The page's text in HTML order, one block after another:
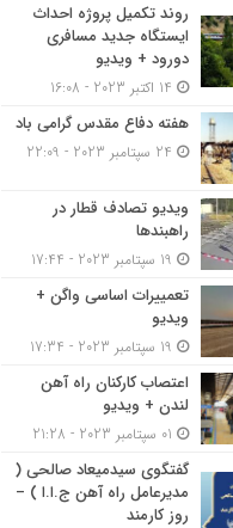
روند تکمیل پروژه احداث
ایستگاه جدید مسافری
دورود + ویدیو
هفته دفاع مقدس گرامی باد
ویدیو تصادف قطار در
راهبندها
تعمییرات اساسی واگن +
ویدیو
اعتصاب کارکنان راه آهن
لندن + ویدیو
گفتگوی سیدمیعاد صالحی (
مدیرعامل راه آهن ج.ا.ا ) –
روز کارمند